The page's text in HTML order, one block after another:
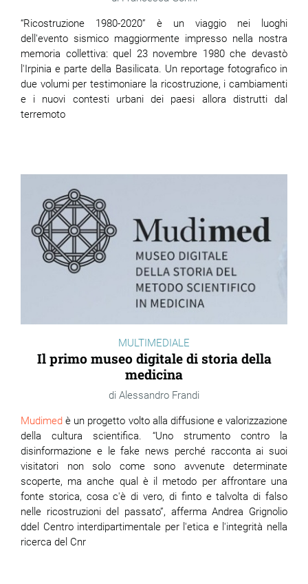
“Ricostruzione 1980-2020” è un viaggio nei luoghi
dell'evento sismico maggiormente impresso nella nostra
memoria collettiva: quel 23 novembre 1980 che devastò
l'Irpinia e parte della Basilicata. Un reportage fotografico in
due volumi per testimoniare la ricostruzione, i cambiamenti
e i nuovi contesti urbani dei paesi allora distrutti dal
terremoto
MULTIMEDIALE
Il primo museo digitale di storia della
medicina
Alessandro Frandi
Mudimed è un progetto volto alla diffusione e valorizzazione
della cultura scientifica. “Uno strumento contro la
disinformazione e le fake news perché racconta ai suoi
visitatori non solo come sono avvenute determinate
scoperte, ma anche qual è il metodo per affrontare una
fonte storica, cosa c'è di vero, di finto e talvolta di falso
nelle ricostruzioni del passato”, afferma Andrea Grignolio
ddel Centro interdipartimentale per l'etica e l'integrità nella
ricerca del Cnr